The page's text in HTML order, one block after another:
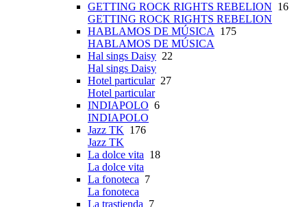
GETTING ROCK RIGHTS REBELION 16
GETTING ROCK RIGHTS REBELION
HABLAMOS DE MÚSICA
175
HABLAMOS DE MÚSICA
Hal sings Daisy 22
Hal sings Daisy
Hotel particular27
Hotel particular
INDIAPOLO 6
INDIAPOLO
Jazz TK 176
Jazz TK
La dolce vita 18
La dolce vita
La fonoteca 7
La fonoteca
La trastienda 7